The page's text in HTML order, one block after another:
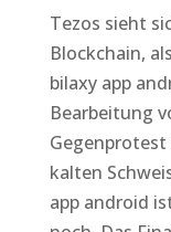
Tezos sieht
Blockchain,
bilaxy app
Bearbeitung
kalten
app android